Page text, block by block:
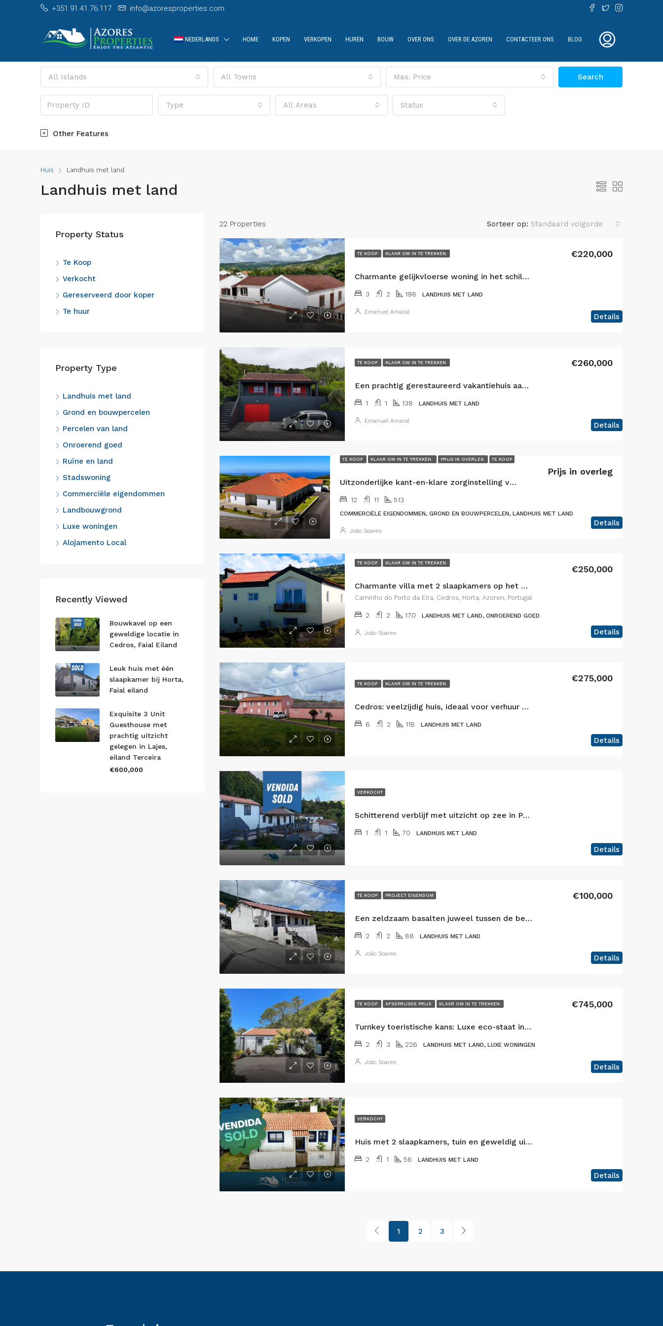
+351.91.41.76.117 info@azoresproperties.com
NEDERLANDS HOME KOPEN VERKOPEN HUREN BOUW OVER ONS OVER DE AZOREN CONTACTEER ONS BLOG
All Islands All Towns Max. Price Search
Type All Areas Status
Other Features
Huis Landhuis met land
Landhuis met land
22 Properties Sorteer op: Standaard volgorde
TE KOOP KLAAR OM IN TE TREKKEN.
Charmante gelijkvloerse woning in het schilderachtige Flamengos, Horta
€220,000
3 2 198 LANDHUIS MET LAND
Details
Emanuel Amaral
TE KOOP KLAAR OM IN TE TREKKEN.
Een prachtig gerestaureerd vakantiehuis aan de kust op het eiland Faial, Azoren!
€260,000
1 1 138 LANDHUIS MET LAND
Details
Emanuel Amaral
TE KOOP KLAAR OM IN TE TREKKEN. PRIJS IN OVERLEG TE KOOP
Uitzonderlijke kant-en-klare zorginstelling voor senioren & eersteklas vastgoedbelegging
Prijs in overleg
12 11 513
COMMERCIËLE EIGENDOMMEN, GROND EN BOUWPERCELEN, LANDHUIS MET LAND
Details
João Soares
TE KOOP KLAAR OM IN TE TREKKEN.
Charmante villa met 2 slaapkamers op het eiland Faial, Azoren – De perfecte combinatie van rustieke charme en modern comfort
€250,000
Caminho do Porto da Eira, Cedros, Horta, Azoren, Portugal
2 2 170 LANDHUIS MET LAND, ONROEREND GOED
Details
João Soares
TE KOOP KLAAR OM IN TE TREKKEN.
Cedros: veelzijdig huis, ideaal voor verhuur of hoofdverblijf
€275,000
6 2 118 LANDHUIS MET LAND
Details
VERKOCHT
Schitterend verblijf met uitzicht op zee in Praia do Almoxarife, Faial
1 1 70 LANDHUIS MET LAND
Details
TE KOOP PROJECT EIGENDOM
Een zeldzaam basalten juweel tussen de bergen en de zee – Terra do Pão, Pico Eiland
€100,000
2 2 88 LANDHUIS MET LAND
Details
João Soares
TE KOOP AFGEPRIJSDE PRIJS KLAAR OM IN TE TREKKEN.
Turnkey toeristische kans: Luxe eco-staat in het hart van de natuur
€745,000
2 3 226 LANDHUIS MET LAND, LUXE WONINGEN
Details
João Soares
VERKOCHT
Huis met 2 slaapkamers, tuin en geweldig uitzicht op het eiland Faial
2 1 56 LANDHUIS MET LAND
Details
1 2 3
Property Status
Te Koop
Verkocht
Gereserveerd door koper
Te huur
Property Type
Landhuis met land
Grond en bouwpercelen
Percelen van land
Onroerend goed
Ruïne en land
Stadswoning
Commerciële eigendommen
Landbouwgrond
Luxe woningen
Alojamento Local
Recently Viewed
Bouwkavel op een
geweldige locatie in
Cedros, Faial Eiland
Leuk huis met één
slaapkamer bij Horta,
Faial eiland
Exquisite 3 Unit
Guesthouse met
prachtig uitzicht
gelegen in Lajes,
eiland Terceira
€600,000